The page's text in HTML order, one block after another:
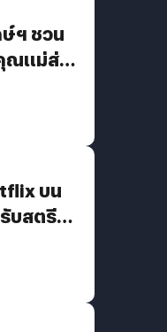
ฯ ชวน
ณแม่ส่ง
ปีนี้
บน
บสตรีม